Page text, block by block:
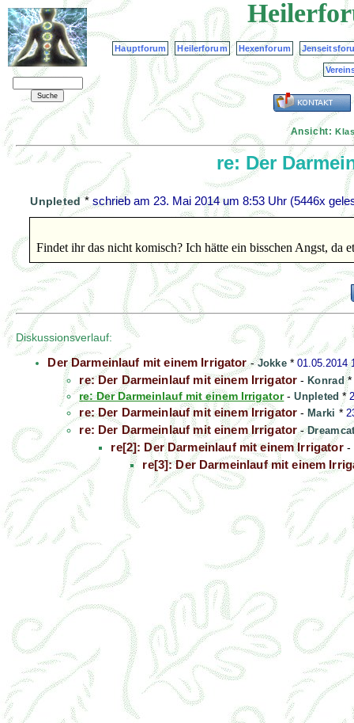
Hauptforum Heilerforum Hexenforum
Ansicht:
re: Der
Unpleted* schrieb am 23. Mai 2014 um 8:53 Uhr(5446x
Findet ihr das nicht komisch? Ich hätte ein bisschen Angst, da
Diskussionsverlauf:
Der Darmeinlauf mit einem Irrigator-Jokke* 01.05.2014
re: Der Darmeinlauf mit einem Irrigator - Konrad*
re: Der Darmeinlauf mit einem Irrigator-Unpleted *
re: Der Darmeinlauf mit einem Irrigator - Marki *
re: Der Darmeinlauf mit einem Irrigator-
re[2]: Der Darmeinlauf mit einem Irrigator-
re[3]: Der Darmeinlauf mit einem